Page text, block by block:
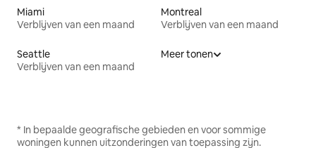
Miami
Verblijven van een maand
Montreal
Verblijven van een maand
Seattle
Verblijven van een maand
Meer tonen
* In bepaalde geografische gebieden en voor sommige
woningen kunnen uitzonderingen van toepassing zijn.